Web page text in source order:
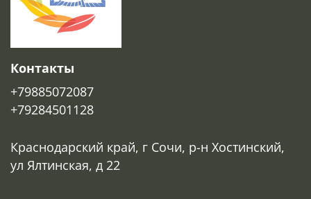
Контакты
+79885072087
+79284501128
Краснодарский край, г Сочи, р-н Хостинский,
ул Ялтинская, д 22